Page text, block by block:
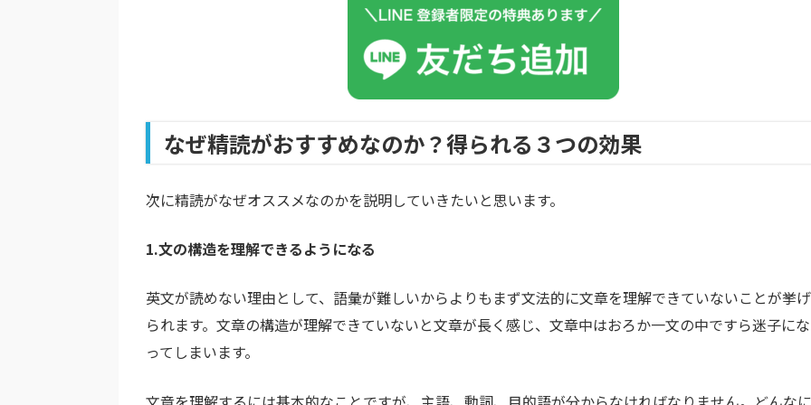
なぜ精読がおすすめなのか？得られる３つの効果
次に精読がなぜオススメなのかを説明していきたいと思います。
1.文の構造を理解できるようになる
英文が読めない理由として、語彙が難しいからよりもまず文法的に文章を理解できていないことが挙げ
られます。文章の構造が理解できていないと文章が長く感じ、文章中はおろか一文の中ですら迷子にな
ってしまいます。